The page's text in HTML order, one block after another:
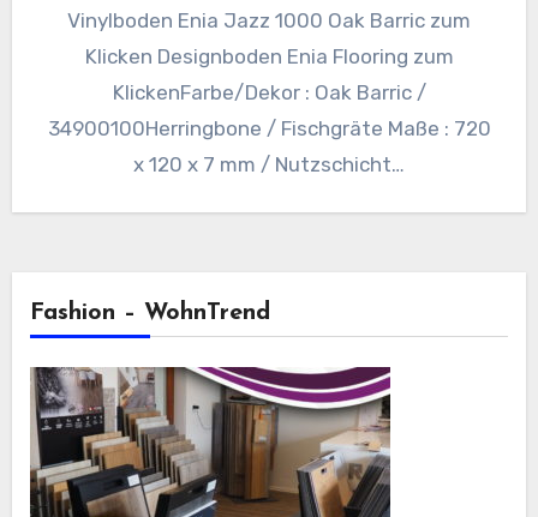
Vinylboden Enia Jazz 1000 Oak Barric zum
Klicken Designboden Enia Flooring zum
KlickenFarbe/Dekor : Oak Barric /
34900100Herringbone / Fischgräte Maße : 720
x 120 x 7 mm / Nutzschicht…
Fashion – WohnTrend